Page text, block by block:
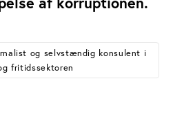
og selvstændig konsulent i
fritidssektoren